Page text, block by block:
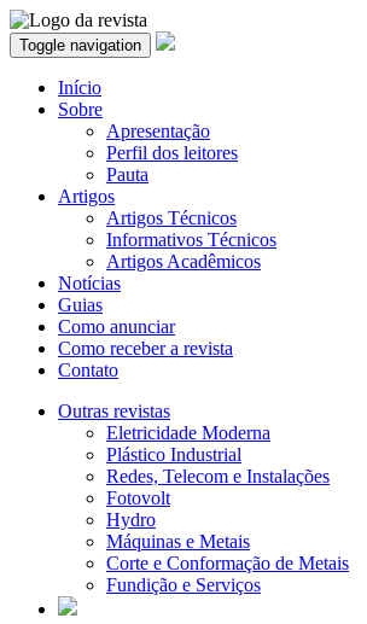
Toggle navigation
Início
Sobre
Apresentação
Perfil dos leitores
Pauta
Artigos
Artigos Técnicos
Informativos Técnicos
Artigos Acadêmicos
Notícias
Guias
Como anunciar
Como receber a revista
Contato
Outras revistas
Eletricidade Moderna
Plástico Industrial
Redes, Telecom e Instalações
Fotovolt
Hydro
Máquinas e Metais
Corte e Conformação de Metais
Fundição e Serviços